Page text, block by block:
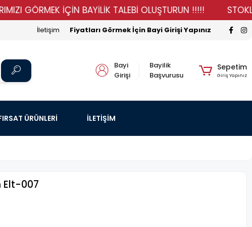
İÇİN BAYİLİK TALEBİ OLUŞTURUN !!!!!
Fiyatları Görmek İçin Bayi Girişi Yapınız
İletişim
Bayi
Girişi
Bayilik
Başvurusu
Sepetim
Giriş Yapınız
ÜRÜNLERİ İLETİŞİM
Elt-007